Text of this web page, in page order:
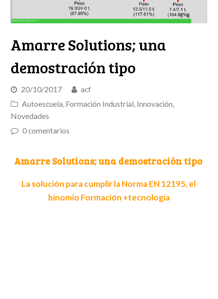
Amarre Solutions; una
demostración tipo
20/10/2017
acf
Autoescuela, Formación Industrial, Innovación,
Novedades
0 comentarios
Amarre Solutions; una demostración tipo
La solución para cumplir la Norma EN 12195, el
binomio Formación +tecnología